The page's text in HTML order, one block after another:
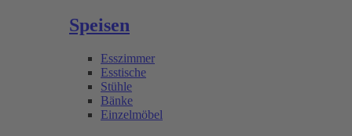
Speisen
Esszimmer
Esstische
Stühle
Bänke
Einzelmöbel